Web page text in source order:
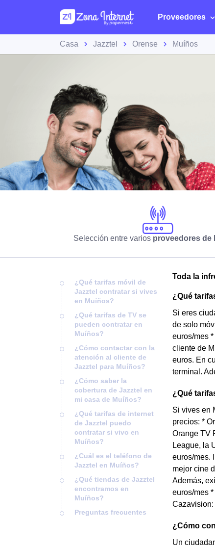
Proveedores
Casa Jazztel Orense Muíños
Selección entre varios proveedores de
¿Qué tarifas móvil de
Jazztel contratar si vives
en Muíños?
¿Qué tarifas de TV se
pueden contratar en
Muíños?
¿Cómo contactar con la
atención al cliente de
Jazztel para Muíños?
¿Cómo saber la
cobertura de Jazztel en
mi casa de Muíños?
¿Qué tarifas de internet
de Jazztel puedo
contratar si vivo en
Muíños?
¿Cuál es el teléfono de
Jazztel en Muíños?
¿Qué tiendas de Jazztel
encontramos en
Muíños?
Preguntas frecuentes
Toda la
¿Qué
Si eres
de solo
euros/mes
cliente de
euros. En
terminal.
¿Qué
Si vives en
precios: *
Orange TV
League, la
euros/mes.
mejor cine
Además,
euros/mes
Cazavision:
¿Cómo
Un